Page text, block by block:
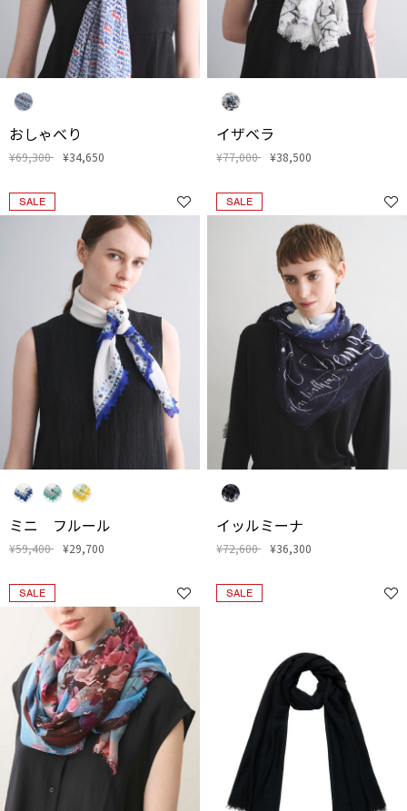
おしゃべり
¥69,300 ¥34,650
イザベラ
¥77,000 ¥38,500
SALE
ミニ フルール
¥59,400 ¥29,700
SALE
イッルミーナ
¥72,600 ¥36,300
SALE SALE